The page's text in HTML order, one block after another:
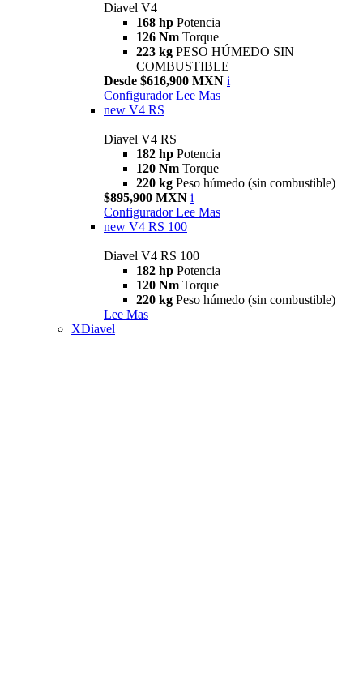
Diavel V4
168 hp Potencia
126 Nm Torque
223 kg PESO HÚMEDO SIN
COMBUSTIBLE
Desde $616,900 MXN i
Configurador Lee Mas
new V4 RS
Diavel V4 RS
182 hp Potencia
120 Nm Torque
220 kg Peso húmedo (sin combustible)
$895,900 MXN i
Configurador Lee Mas
new V4 RS 100
Diavel V4 RS 100
182 hp Potencia
120 Nm Torque
220 kg Peso húmedo (sin combustible)
Lee Mas
XDiavel